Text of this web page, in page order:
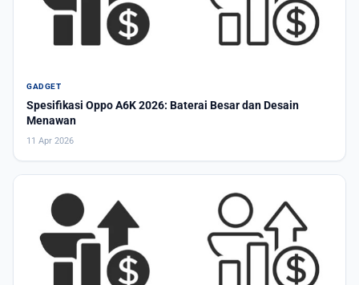
GADGET
Spesifikasi Oppo A6K 2026: Baterai Besar dan Desain
Menawan
11 Apr 2026